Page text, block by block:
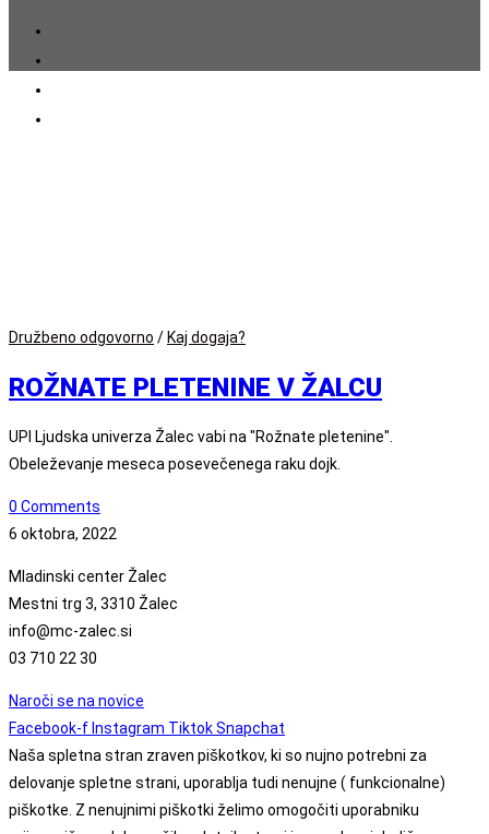
Družbeno odgovorno / Kaj dogaja?
ROŽNATE PLETENINE V ŽALCU
UPI Ljudska univerza Žalec vabi na "Rožnate pletenine".
Obeleževanje meseca posevečenega raku dojk.
0 Comments
6 oktobra, 2022
Mladinski center Žalec
Mestni trg 3, 3310 Žalec
info@mc-zalec.si
03 710 22 30
Naroči se na novice
Facebook-f Instagram TiktokSnapchat
Naša spletna stran zraven piškotkov, ki so nujno potrebni za
delovanje spletne strani, uporablja tudi nenujne ( funkcionalne)
piškotke. Z nenujnimi piškotki želimo omogočiti uporabniku